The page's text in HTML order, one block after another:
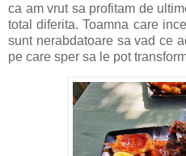
ca am vrut sa profitam de
total diferita. Toamna care
sunt nerabdatoare sa vad ce
pe care sper sa le pot